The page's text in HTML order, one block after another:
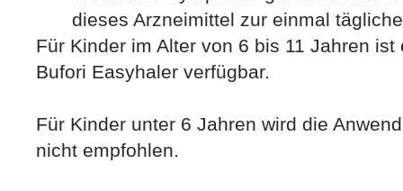
dieses Arzneimittel zur einmal
Für Kinder im Alter von 6 bis 11 Jahren
Bufori Easyhaler verfügbar.
Für Kinder unter 6 Jahren wird die
nicht empfohlen.